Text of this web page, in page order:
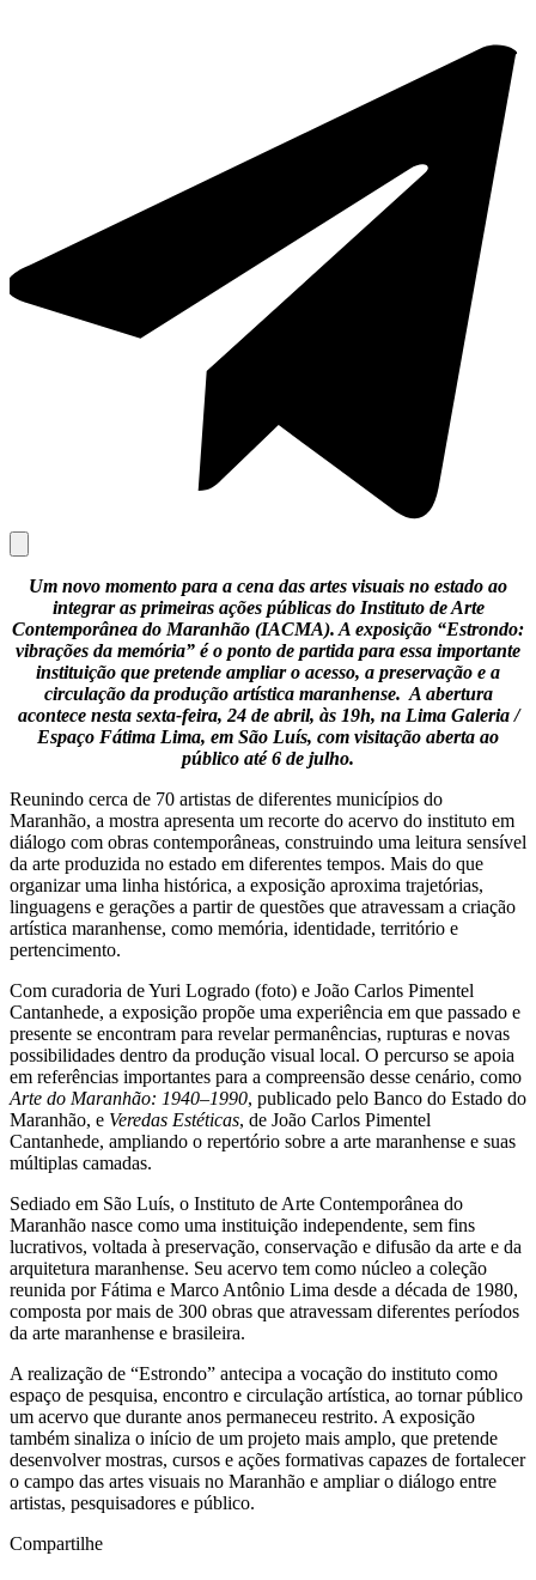
Um novo momento para a cena das artes visuais no estado ao
integrar as primeiras ações públicas do Instituto de Arte
Contemporânea do Maranhão (IACMA). A exposição “Estrondo:
vibrações da memória” é o ponto de partida para essa importante
instituição que pretende ampliar o acesso, a preservação e a
circulação da produção artística maranhense. A abertura
acontece nesta sexta-feira, 24 de abril, às 19h, na Lima Galeria /
Espaço Fátima Lima, em São Luís, com visitação aberta ao
público até 6 de julho.
Reunindo cerca de 70 artistas de diferentes municípios do
Maranhão, a mostra apresenta um recorte do acervo do instituto em
diálogo com obras contemporâneas, construindo uma leitura sensível
da arte produzida no estado em diferentes tempos. Mais do que
organizar uma linha histórica, a exposição aproxima trajetórias,
linguagens e gerações a partir de questões que atravessam a criação
artística maranhense, como memória, identidade, território e
pertencimento.
Com curadoria de Yuri Logrado (foto) e João Carlos Pimentel
Cantanhede, a exposição propõe uma experiência em que passado e
presente se encontram para revelar permanências, rupturas e novas
possibilidades dentro da produção visual local. O percurso se apoia
em referências importantes para a compreensão desse cenário, como
Arte do Maranhão: 1940–1990, publicado pelo Banco do Estado do
Maranhão, e Veredas Estéticas, de João Carlos Pimentel
Cantanhede, ampliando o repertório sobre a arte maranhense e suas
múltiplas camadas.
Sediado em São Luís, o Instituto de Arte Contemporânea do
Maranhão nasce como uma instituição independente, sem fins
lucrativos, voltada à preservação, conservação e difusão da arte e da
arquitetura maranhense. Seu acervo tem como núcleo a coleção
reunida por Fátima e Marco Antônio Lima desde a década de 1980,
composta por mais de 300 obras que atravessam diferentes períodos
da arte maranhense e brasileira.
A realização de “Estrondo” antecipa a vocação do instituto como
espaço de pesquisa, encontro e circulação artística, ao tornar público
um acervo que durante anos permaneceu restrito. A exposição
também sinaliza o início de um projeto mais amplo, que pretende
desenvolver mostras, cursos e ações formativas capazes de fortalecer
o campo das artes visuais no Maranhão e ampliar o diálogo entre
artistas, pesquisadores e público.
Compartilhe